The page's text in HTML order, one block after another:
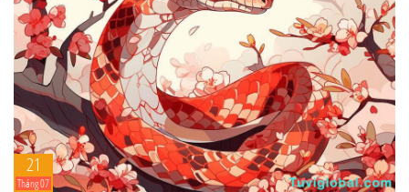
21
Tháng 07